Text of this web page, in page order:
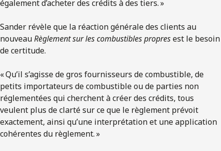
également d’acheter des crédits à des tiers. »
Sander révèle que la réaction générale des clients au
nouveauRèglement sur les combustibles propresest le besoin
de certitude.
« Qu’il s’agisse de gros fournisseurs de combustible, de
petits importateurs de combustible ou de parties non
réglementées qui cherchent à créer des crédits, tous
veulent plus de clarté sur ce que le règlement prévoit
exactement, ainsi qu’une interprétation et une application
cohérentes du règlement. »